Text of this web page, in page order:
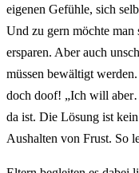
eigenen Gefühle, sich
Und zu gern möchte man
ersparen. Aber auch
müssen bewältigt
doch doof! „Ich will
da ist. Die Lösung ist
Aushalten von Frust. So